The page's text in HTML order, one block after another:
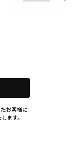
お客様に
ます。